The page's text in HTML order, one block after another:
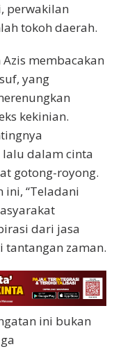
perwakilan
tokoh daerah.
membacakan
yang
kekinian.
dalam cinta
gotong-royong.
ini, “Teladani
dari jasa
zaman.
ini bukan